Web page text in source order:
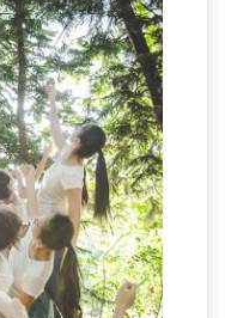
Next